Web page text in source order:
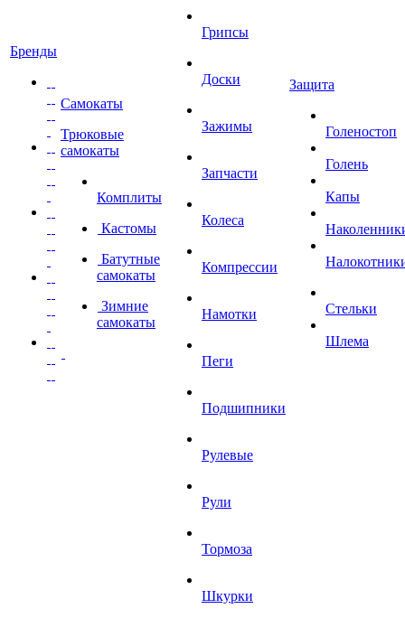
Бренды
Самокаты
Трюковые
самокаты
Комплиты
Кастомы
Батутные
самокаты
Зимние
самокаты
Грипсы
Доски
Зажимы
Запчасти
Колеса
Компрессии
Намотки
Пеги
Подшипники
Рулевые
Рули
Тормоза
Шкурки
Защита
Голеностоп
Голень
Капы
Стельки
Шлема